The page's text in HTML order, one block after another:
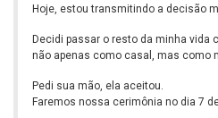
Hoje, estou transmitindo a decisão
Decidi passar o resto da minha vida
não apenas como casal, mas como
Pedi sua mão, ela aceitou.
Faremos nossa cerimônia no dia 7 de